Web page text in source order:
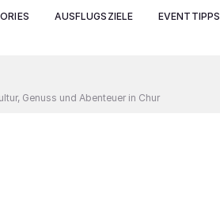
AUSFLUGSZIELE EVENTTIPPS
Genuss und Abenteuer in Chur